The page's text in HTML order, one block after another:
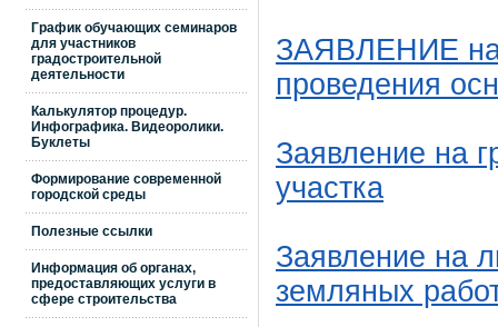
График обучающих семинаров
для участников
градостроительной
деятельности
Калькулятор процедур.
Инфографика. Видеоролики.
Буклеты
Формирование современной
городской среды
Полезные ссылки
Информация об органах,
предоставляющих услуги в
сфере строительства
ЗАЯВЛЕНИЕ на
проведения
Заявление на
участка
Заявление на
земляных